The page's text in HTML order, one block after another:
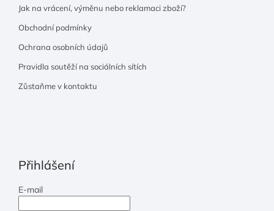
Jak na vrácení, výměnu nebo reklamaci zboží?
Obchodní podmínky
Ochrana osobních údajů
Pravidla soutěží na sociálních sítích
Zůstaňme v kontaktu
Přihlášení
E-mail